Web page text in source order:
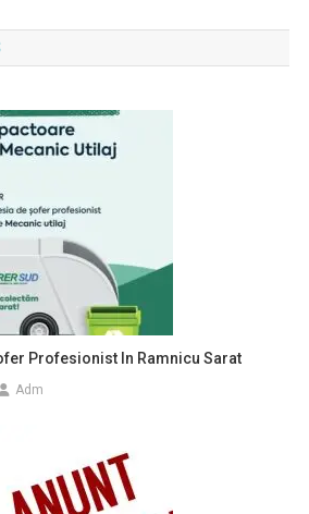
Profesionist In Ramnicu Sarat
Adm